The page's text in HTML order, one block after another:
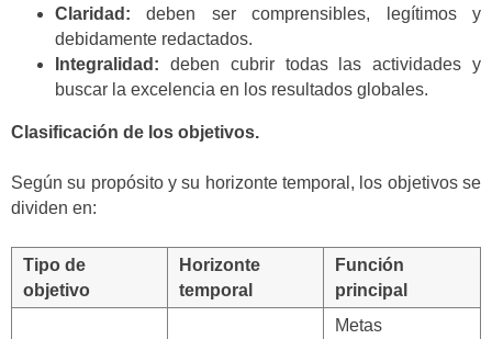
Claridad: deben ser comprensibles, legítimos y
debidamente redactados.
Integralidad: deben cubrir todas las actividades y
buscar la excelencia en los resultados globales.
Clasificación de los objetivos.
Según su propósito y su horizonte temporal, los objetivos se
dividen en:
Tipo de
objetivo
Horizonte
temporal
Función
principal
Metas